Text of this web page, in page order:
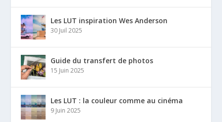
Les LUT inspiration Wes Anderson
30 Juil 2025
Guide du transfert de photos
15 Juin 2025
Les LUT : la couleur comme au cinéma
9 Juin 2025